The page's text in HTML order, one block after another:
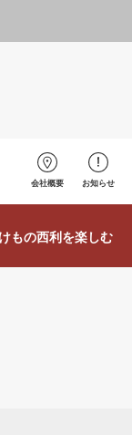
会社概要 お知らせ
もの西利を楽しむ